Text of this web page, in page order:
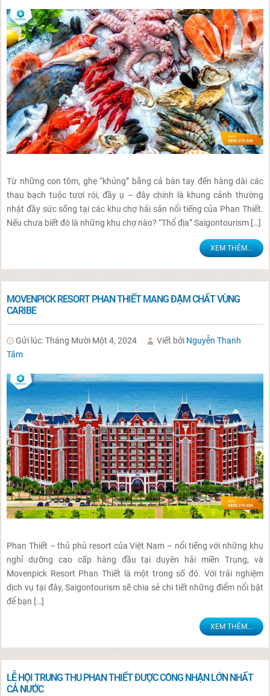
Từ những con tôm, ghẹ “khủng” bằng cả bàn tay đến hàng dài các
thau bạch tuộc tươi rói, đầy ụ – đây chính là khung cảnh thường
nhật đầy sức sống tại các khu chợ hải sản nổi tiếng của Phan Thiết.
Nếu chưa biết đó là những khu chợ nào? “Thổ địa” Saigontourism […]
XEM THÊM...
MOVENPICK RESORT PHAN THIẾT MANG ĐẬM CHẤT VÙNG
CARIBE
Gửi lúc: Tháng Mười Một 4, 2024 Viết bởi Nguyễn Thanh
Tâm
Phan Thiết – thủ phủ resort của Việt Nam – nổi tiếng với những khu
nghỉ dưỡng cao cấp hàng đầu tại duyên hải miền Trung, và
Movenpick Resort Phan Thiết là một trong số đó. Với trải nghiệm
dịch vụ tại đây, Saigontourism sẽ chia sẻ chi tiết những điểm nổi bật
để bạn […]
XEM THÊM...
LỄ HỘI TRUNG THU PHAN THIẾT ĐƯỢC CÔNG NHẬN LỚN NHẤT
CẢ NƯỚC